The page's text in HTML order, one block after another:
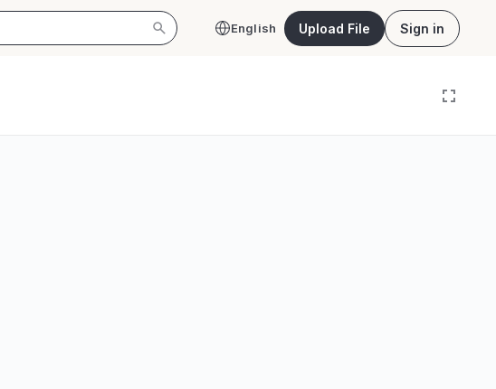
English Upload File Sign in